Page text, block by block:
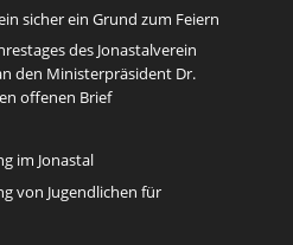
sicher ein Grund zum Feiern
des Jonastalverein
den Ministerpräsident Dr.
offenen Brief
im Jonastal
von Jugendlichen für